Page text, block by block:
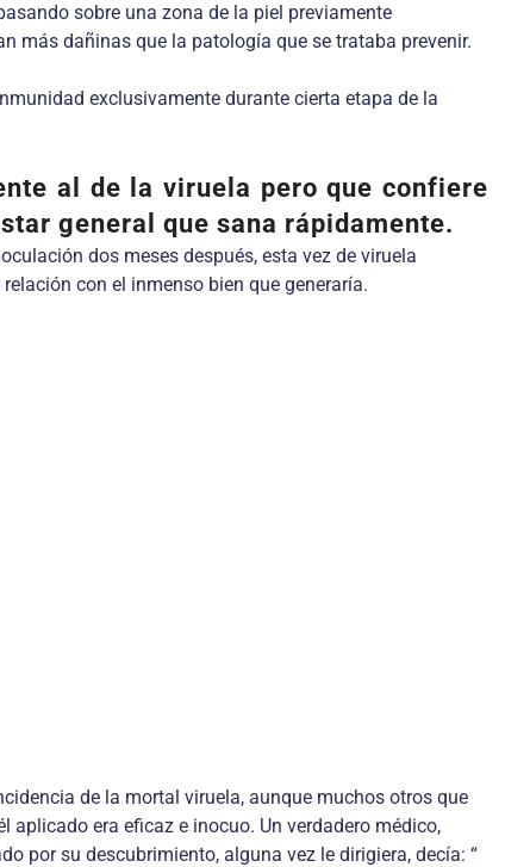
sobre una zona de la piel previamente
más dañinas que la patología que se trataba prevenir.
exclusivamente durante cierta etapa de la
al de la viruela pero que confiere
general que sana rápidamente.
dos meses después, esta vez de viruela
con el inmenso bien que generaría.
de la mortal viruela, aunque muchos otros que
era eficaz e inocuo. Un verdadero médico,
por su descubrimiento, alguna vez le dirigiera, decía: “